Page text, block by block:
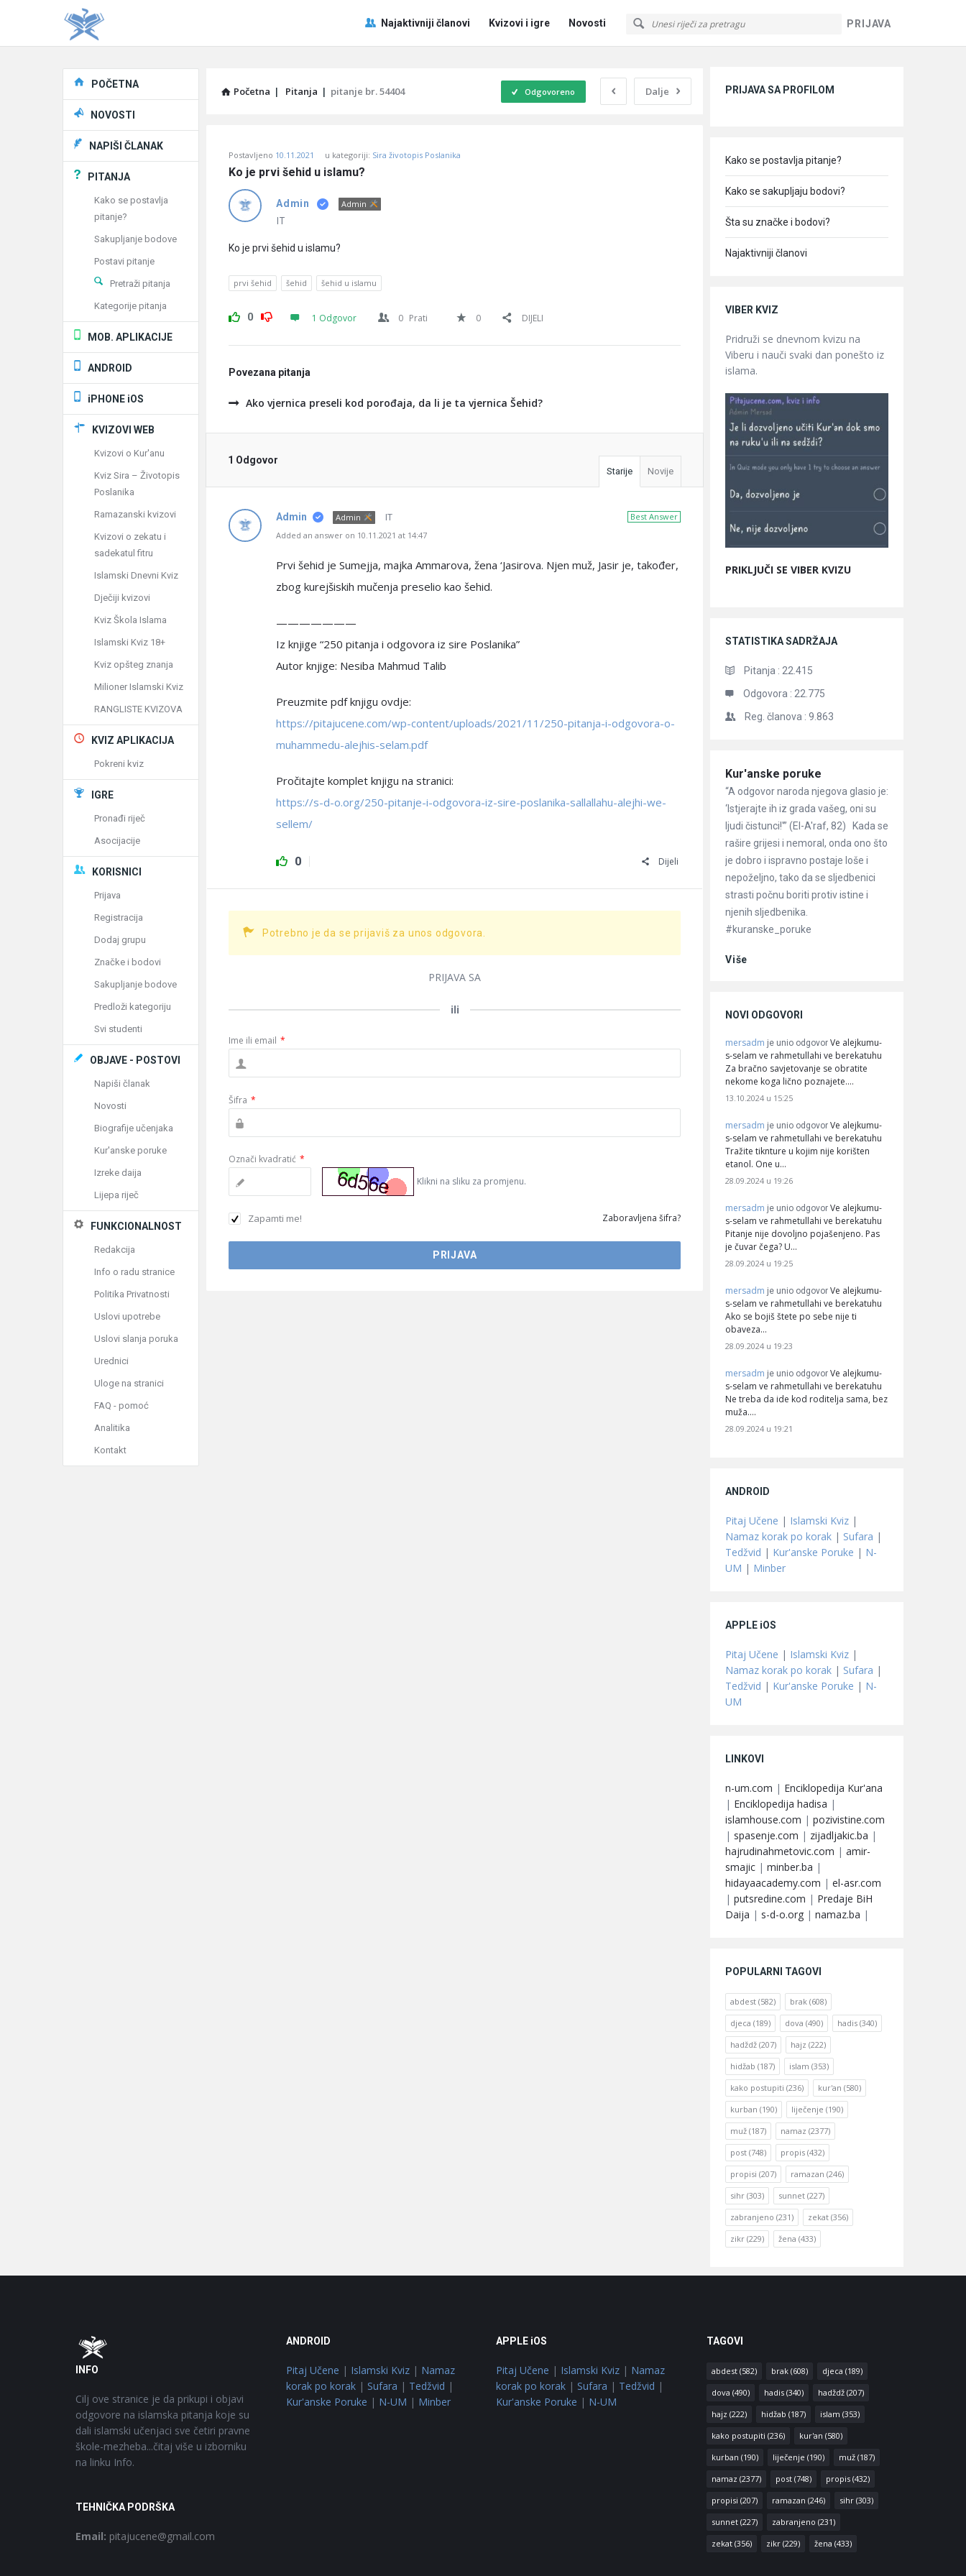
PRIJAVA
Pitaj
Učene
Navigacija
Najaktivniji članovi Kvizovi i igre Novosti
Početna | Pitanja | pitanje br. 54404 Dalje
Odgovoreno
Učene
Latest
Pitanja
Postavljeno 10.11.2021 u kategoriji: Sira životopis Poslanika
Ko je prvi šehid u islamu?
Admin Admin
IT
Ko je prvi šehid u islamu?
prvi šehid šehid šehid u islamu
0 1 Odgovor 0 Prati 0 DIJELI
Povezana pitanja
Ako vjernica preseli kod porođaja, da li je ta vjernica Šehid?
1 Odgovor
Starije Novije
Best Answer
Admin Admin IT
Added an answer on 10.11.2021 at 14:47
Prvi šehid je Sumejja, majka Ammarova, žena ‘Jasirova. Njen muž, Jasir je, također,
zbog kurejšiskih mučenja preselio kao šehid.
———————
Iz knjige “250 pitanja i odgovora iz sire Poslanika”
Autor knjige: Nesiba Mahmud Talib
Preuzmite pdf knjigu ovdje:
https://pitajucene.com/wp-content/uploads/2021/11/250-pitanja-i-odgovora-o-
muhammedu-alejhis-selam.pdf
Pročitajte komplet knjigu na stranici:
https://s-d-o.org/250-pitanje-i-odgovora-iz-sire-poslanika-sallallahu-alejhi-we-
sellem/
0 Dijeli
Potrebno je da se prijaviš za unos odgovora.
PRIJAVA SA
ili
Ime ili email *
Šifra *
Označi kvadratić *
Klikni na sliku za promjenu.
Zapamti me! Zaboravljena šifra?
PRIJAVA SA PROFILOM
Kako se postavlja pitanje?
Kako se sakupljaju bodovi?
Šta su značke i bodovi?
Najaktivniji članovi
VIBER KVIZ
Pridruži se dnevnom kvizu na
Viberu i nauči svaki dan ponešto iz
islama.
PRIKLJUČI SE VIBER KVIZU
STATISTIKA SADRŽAJA
Pitanja : 22.415
Odgovora : 22.775
Reg. članova : 9.863
Članci
Kur'anske poruke
“A odgovor naroda njegova glasio je:
‘Istjerajte ih iz grada vašeg, oni su
ljudi čistunci!'” (El-A'raf, 82) Kada se
rašire grijesi i nemoral, onda ono što
je dobro i ispravno postaje loše i
nepoželjno, tako da se sljedbenici
strasti počnu boriti protiv istine i
njenih sljedbenika.
#kuranske_poruke
Više
NOVI ODGOVORI
mersadm je unio odgovor Ve alejkumu-
s-selam ve rahmetullahi ve berekatuhu
Za bračno savjetovanje se obratite
nekome koga lično poznajete.…
13.10.2024 u 15:25
mersadm je unio odgovor Ve alejkumu-
s-selam ve rahmetullahi ve berekatuhu
Tražite tiknture u kojim nije korišten
etanol. One u…
28.09.2024 u 19:26
mersadm je unio odgovor Ve alejkumu-
s-selam ve rahmetullahi ve berekatuhu
Pitanje nije dovoljno pojašenjeno. Pas
je čuvar čega? U…
28.09.2024 u 19:25
mersadm je unio odgovor Ve alejkumu-
s-selam ve rahmetullahi ve berekatuhu
Ako se bojiš štete po sebe nije ti
obaveza…
28.09.2024 u 19:23
mersadm je unio odgovor Ve alejkumu-
s-selam ve rahmetullahi ve berekatuhu
Ne treba da ide kod roditelja sama, bez
muža.…
28.09.2024 u 19:21
ANDROID
Pitaj Učene | Islamski Kviz |
Namaz korak po korak | Sufara |
Tedžvid | Kur'anske Poruke | N-
UM | Minber
APPLE iOS
Pitaj Učene | Islamski Kviz |
Namaz korak po korak | Sufara |
Tedžvid | Kur'anske Poruke | N-
UM
LINKOVI
n-um.com | Enciklopedija Kur'ana
| Enciklopedija hadisa |
islamhouse.com | pozivistine.com
| spasenje.com | zijadljakic.ba |
hajrudinahmetovic.com | amir-
smajic | minber.ba |
hidayaacademy.com | el-asr.com
| putsredine.com | Predaje BiH
Daija | s-d-o.org | namaz.ba |
POPULARNI TAGOVI
abdest (582) brak (608)
djeca (189) dova (490) hadis (340)
hadždž (207) hajz (222)
hidžab (187) islam (353)
kako postupiti (236) kur'an (580)
kurban (190) liječenje (190)
muž (187) namaz (2377)
post (748) propis (432)
propisi (207) ramazan (246)
sihr (303) sunnet (227)
zabranjeno (231) zekat (356)
zikr (229) žena (433)
Explore
POČETNA
NOVOSTI
NAPIŠI ČLANAK
PITANJA
Kako se postavlja
pitanje?
Sakupljanje bodove
Postavi pitanje
Pretraži pitanja
Kategorije pitanja
MOB. APLIKACIJE
ANDROID
iPHONE iOS
KVIZOVI WEB
Kvizovi o Kur'anu
Kviz Sira – Životopis
Poslanika
Ramazanski kvizovi
Kvizovi o zekatu i
sadekatul fitru
Islamski Dnevni Kviz
Dječiji kvizovi
Kviz Škola Islama
Islamski Kviz 18+
Kviz opšteg znanja
Milioner Islamski Kviz
RANGLISTE KVIZOVA
KVIZ APLIKACIJA
Pokreni kviz
IGRE
Pronađi riječ
Asocijacije
KORISNICI
Prijava
Registracija
Dodaj grupu
Značke i bodovi
Sakupljanje bodove
Predloži kategoriju
Svi studenti
OBJAVE - POSTOVI
Napiši članak
Novosti
Biografije učenjaka
Kur'anske poruke
Izreke daija
Lijepa riječ
FUNKCIONALNOST
Redakcija
Info o radu stranice
Politika Privatnosti
Uslovi upotrebe
Uslovi slanja poruka
Urednici
Uloge na stranici
FAQ - pomoć
Analitika
Kontakt
Footer
INFO
Cilj ove stranice je da prikupi i objavi
odgovore na islamska pitanja koje su
dali islamski učenjaci sve četiri pravne
škole-mezheba...čitaj više u izborniku
na linku Info.
TEHNIČKA PODRŠKA
Email: pitajucene@gmail.com
ANDROID
Pitaj Učene | Islamski Kviz| Namaz
korak po korak| Sufara | Tedžvid |
Kur'anske Poruke | N-UM | Minber
APPLE iOS
Pitaj Učene | Islamski Kviz | Namaz
korak po korak | Sufara | Tedžvid |
Kur'anske Poruke | N-UM
TAGOVI
abdest(582) brak(608) djeca (189)
dova (490) hadis(340) hadždž(207)
hajz (222) hidžab (187) islam (353)
kako postupiti (236) kur'an (580)
kurban (190) liječenje (190) muž(187)
namaz (2377) post(748) propis(432)
propisi (207) ramazan (246) sihr(303)
sunnet(227) zabranjeno (231)
zekat(356) zikr(229) žena (433)